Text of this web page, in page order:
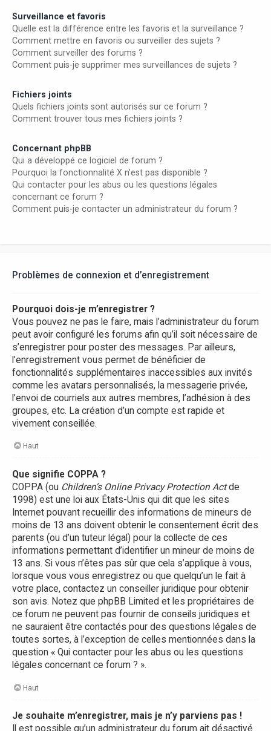
Surveillance et favoris
Quelle est la différence entre les favoris et la surveillance ?
Comment mettre en favoris ou surveiller des sujets ?
Comment surveiller des forums ?
Comment puis-je supprimer mes surveillances de sujets ?
Fichiers joints
Quels fichiers joints sont autorisés sur ce forum ?
Comment trouver tous mes fichiers joints ?
Concernant phpBB
Qui a développé ce logiciel de forum ?
Pourquoi la fonctionnalité X n’est pas disponible ?
Qui contacter pour les abus ou les questions légales
concernant ce forum ?
Comment puis-je contacter un administrateur du forum ?
Problèmes de connexion et d’enregistrement
Pourquoi dois-je m’enregistrer ?
Vous pouvez ne pas le faire, mais l’administrateur du forum
peut avoir configuré les forums afin qu’il soit nécessaire de
s’enregistrer pour poster des messages. Par ailleurs,
l’enregistrement vous permet de bénéficier de
fonctionnalités supplémentaires inaccessibles aux invités
comme les avatars personnalisés, la messagerie privée,
l’envoi de courriels aux autres membres, l’adhésion à des
groupes, etc. La création d’un compte est rapide et
vivement conseillée.
Haut
Que signifie COPPA ?
COPPA (ou Children’s Online Privacy Protection Actde
1998) est une loi aux États-Unis qui dit que les sites
Internet pouvant recueillir des informations de mineurs de
moins de 13 ans doivent obtenir le consentement écrit des
parents (ou d’un tuteur légal) pour la collecte de ces
informations permettant d’identifier un mineur de moins de
13 ans. Si vous n’êtes pas sûr que cela s’applique à vous,
lorsque vous vous enregistrez ou que quelqu’un le fait à
votre place, contactez un conseiller juridique pour obtenir
son avis. Notez que phpBB Limited et les propriétaires de
ce forum ne peuvent pas fournir de conseils juridiques et
ne sauraient être contactés pour des questions légales de
toutes sortes, à l’exception de celles mentionnées dans la
question « Qui contacter pour les abus ou les questions
légales concernant ce forum ? ».
Haut
Je souhaite m’enregistrer, mais je n’y parviens pas !
Il est possible qu’un administrateur du forum ait désactivé